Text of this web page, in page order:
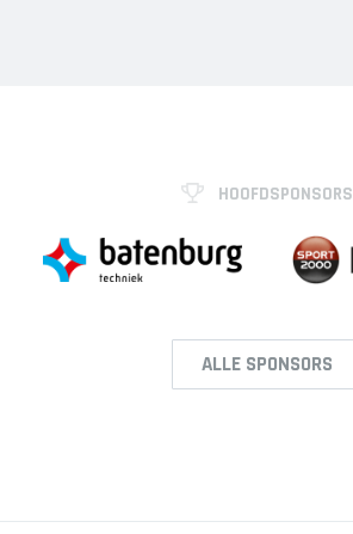
HOOFDSPONSORS
ALLE SPONSORS